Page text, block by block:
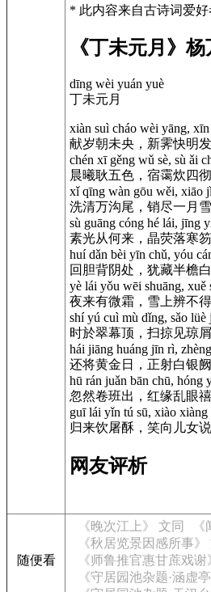
* 此内容来自古诗词爱
《丁未元月》
dīng wèi yuán yuè
丁未元月
xiàn suì cháo wèi yāng,
献岁朝未央，新霁快明发
chén xī gěng wǔ sè, sù ǎi
晨曦耿五色，宿霭炊四彻
xǐ qīng wàn gōu wěi, xiāo
洗清万沟尾，销尽一月雪
sù guāng cóng hé lái, jīng
素光从何来，晶荧落寒笏
huí dǎn bèi yīn chǔ, yóu
回胆背阴处，犹藏半檐白
yè lái yǒu wēi shuāng, xuě
夜来有微霜，雪上辨不得
shí yú cuì mù dǐng, sǎo lüè
时於翠幕顶，扫掠见琼屑
hái jiāng huáng jīn rì,
还将黄金日，正射白银阙
hū rán juǎn bān chū, hóng
忽然卷班出，红缘乱眼禧
guī lái yǐn tú sū, xiào xiàng
归来饮屠酥，笑向儿女说
网友评析
随便看
《晚次江上》 文同
《秋居览景因感所事》
《师鲁推官惠甘蔗戏谢
《守居园池杂题·涵虚